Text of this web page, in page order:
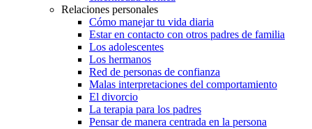
Relaciones personales
Cómo manejar tu vida diaria
Estar en contacto con otros padres de familia
Los adolescentes
Los hermanos
Red de personas de confianza
Malas interpretaciones del comportamiento
El divorcio
La terapia para los padres
Pensar de manera centrada en la persona